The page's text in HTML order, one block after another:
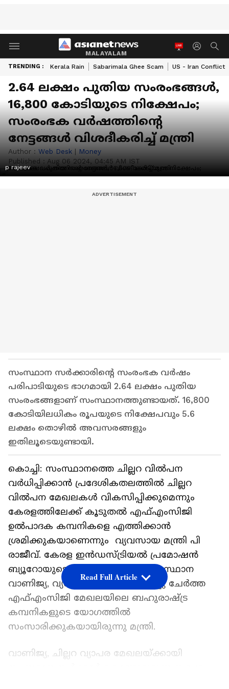
MALAYALAM
TRENDING : Kerala Rain Sabarimala Ghee Scam US - Iran Conflict
2.64 ലക്ഷം പുതിയ സംരംഭങ്ങൾ,
16,800 കോടിയുടെ നിക്ഷേപം;
സംരംഭക വര്‍ഷത്തിന്‍റെ
നേട്ടങ്ങൾ വിശദീകരിച്ച് മന്ത്രി
Author : Web Desk | Money
Published : Aug 06 2024, 04:45 AM IST
p rajeev
സംസ്ഥാന സര്‍ക്കാരിന്റെ സംരംഭക വര്‍ഷം
പരിപാടിയുടെ ഭാഗമായി 2.64 ലക്ഷം പുതിയ
സംരംഭങ്ങളാണ് സംസ്ഥാനത്തുണ്ടായത്. 16,800
കോടിയിലധികം രൂപയുടെ നിക്ഷേപവും 5.6
ലക്ഷം തൊഴില്‍ അവസരങ്ങളും
ഇതിലൂടെയുണ്ടായി.
കൊച്ചി: സംസ്ഥാനത്തെ ചില്ലറ വില്‍പന
വര്‍ധിപ്പിക്കാന്‍ പ്രദേശികതലത്തില്‍ ചില്ലറ
വില്‍പന മേഖലകള്‍ വികസിപ്പിക്കുമെന്നും
കേരളത്തിലേക്ക് കൂടുതല്‍ എഫ്എംസിജി
ഉല്‍പാദക കമ്പനികളെ എത്തിക്കാന്‍
ശ്രമിക്കുകയാണെന്നും വ്യവസായ മന്ത്രി പി
രാജീവ്. കേരള ഇന്‍ഡസ്ട്രിയല്‍ പ്രമോഷന്‍
ബ്യൂറോയുടെ ആഭിമുഖ്യത്തില്‍ സംസ്ഥാന
വാണിജ്യ, വ്യവസായ വകുപ്പ് വിളിച്ചു ചേര്‍ത്ത
എഫ്എംസിജി മേഖലയിലെ ബഹുരാഷ്ട്ര
കമ്പനികളുടെ യോഗത്തില്‍
സംസാരിക്കുകയായിരുന്നു മന്ത്രി.
വാണിജ്യ, ചില്ലറ വ്യാപര മേഖലയ്ക്കായി
Read Full Article